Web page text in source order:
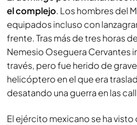
el complejo. Los hombres del
equipados incluso con
frente. Tras más de tres horas
Nemesio Oseguera Cervantes
través, pero fue herido de
helicóptero en el que era
desatando una guerra en las
El ejército mexicano se ha